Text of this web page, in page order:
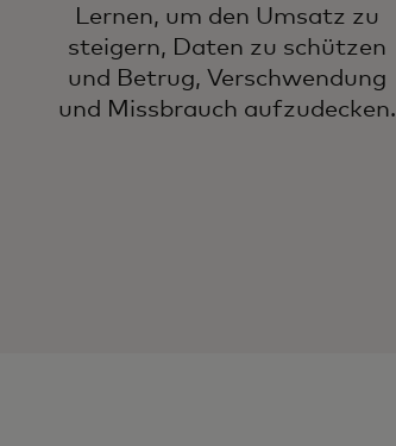
Lernen, um den Umsatz zu
steigern, Daten zu schützen
und Betrug, Verschwendung
und Missbrauch aufzudecken.